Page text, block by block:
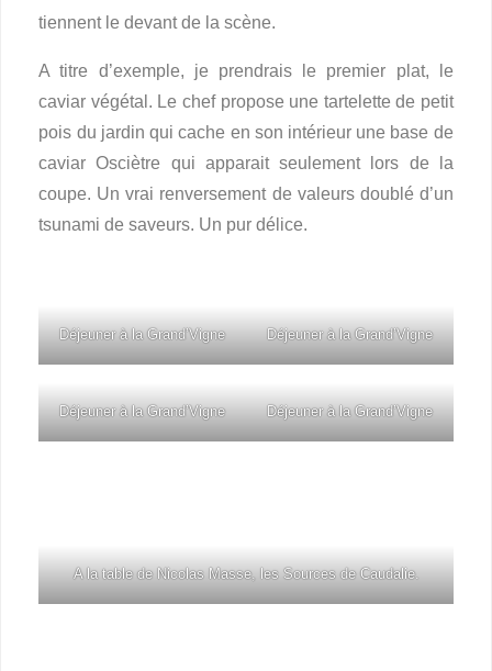
tiennent le devant de la scène.
A titre d’exemple, je prendrais le premier plat, le
caviar végétal. Le chef propose une tartelette de petit
pois du jardin qui cache en son intérieur une base de
caviar Osciètre qui apparait seulement lors de la
coupe. Un vrai renversement de valeurs doublé d’un
tsunami de saveurs. Un pur délice.
Déjeuner à la Grand’Vigne Déjeuner à la Grand’Vigne
Déjeuner à la Grand’Vigne Déjeuner à la Grand’Vigne
A la table de Nicolas Masse, les Sources de Caudalie.